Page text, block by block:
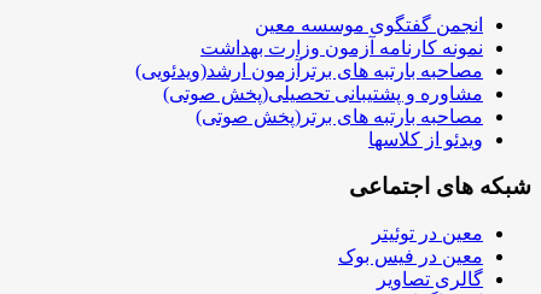
انجمن گفتگوی موسسه معین
نمونه کارنامه آزمون وزارت بهداشت
مصاحبه بارتبه های برترآزمون ارشد(ویدئویی)
مشاوره و پشتیبانی تحصیلی(پخش صوتی)
مصاحبه بارتبه های برتر(پخش صوتی)
ویدئو از کلاسها
شبکه های اجتماعی
معین در توئیتر
معین در فیس بوک
گالری تصاویر